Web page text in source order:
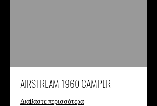
AIRSTREAM 1960 CAMPER
Διαβάστε περισσότερα